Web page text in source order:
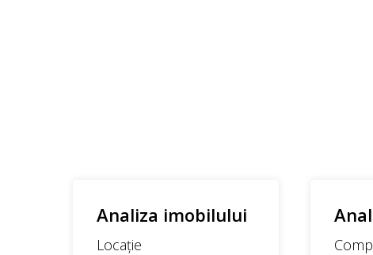
Analiza imobilului
Locație